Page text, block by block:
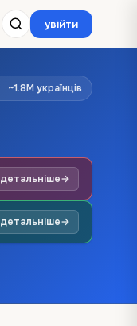
увійти
~1.8M українців
детальніше→
детальніше→